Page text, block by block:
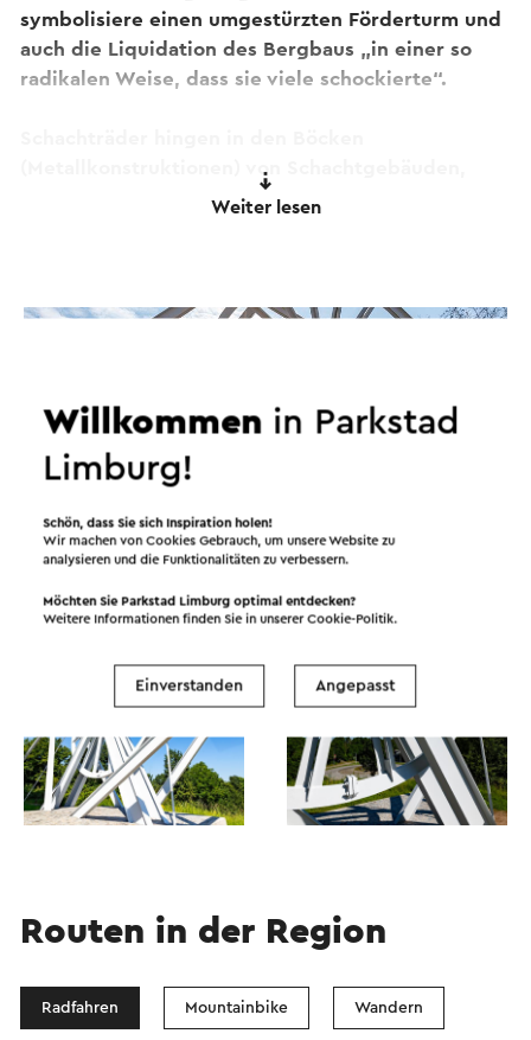
symbolisiere einen umgestürzten Förderturm und
auch die Liquidation des Bergbaus „in einer so
radikalen Weise, dass sie viele schockierte“.
(Metallkonstruktionen) von Schachtgebäuden,
hoch über den Aufzugsschächten. Die
zwischen oberirdisch und unterirdisch.
Weiter lesen
Routen in der Region
Radfahren Mountainbike Wandern
Willkommen in Parkstad
Limburg!
Schön, dass Sie sich Inspiration holen!
Wir machen von Cookies Gebrauch, um unsere Website zu
analysieren und die Funktionalitäten zu verbessern.
Möchten Sie Parkstad Limburg optimal entdecken?
Weitere Informationen finden Sie in unsererCookie-Politik.
Einverstanden Angepasst